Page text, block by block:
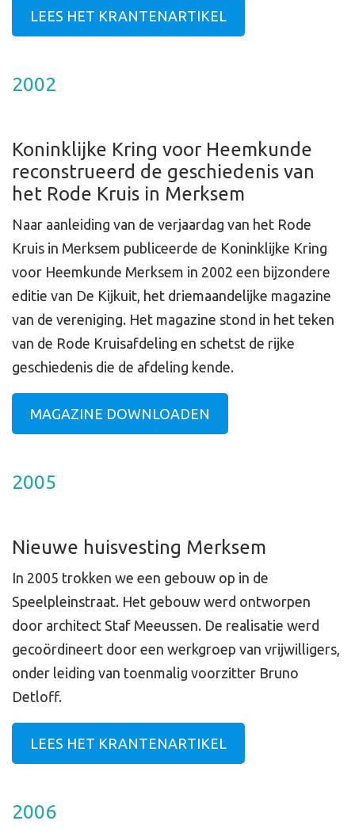
LEES HET KRANTENARTIKEL
2002
Koninklijke Kring voor Heemkunde
reconstrueerd de geschiedenis van
het Rode Kruis in Merksem
Naar aanleiding van de verjaardag van het Rode
Kruis in Merksem publiceerde de Koninklijke Kring
voor Heemkunde Merksem in 2002 een bijzondere
editie van De Kijkuit, het driemaandelijke magazine
van de vereniging. Het magazine stond in het teken
van de Rode Kruisafdeling en schetst de rijke
geschiedenis die de afdeling kende.
MAGAZINE DOWNLOADEN
2005
Nieuwe huisvesting Merksem
In 2005 trokken we een gebouw op in de
Speelpleinstraat. Het gebouw werd ontworpen
door architect Staf Meeussen. De realisatie werd
gecoördineert door een werkgroep van vrijwilligers,
onder leiding van toenmalig voorzitter Bruno
Detloff.
LEES HET KRANTENARTIKEL
2006